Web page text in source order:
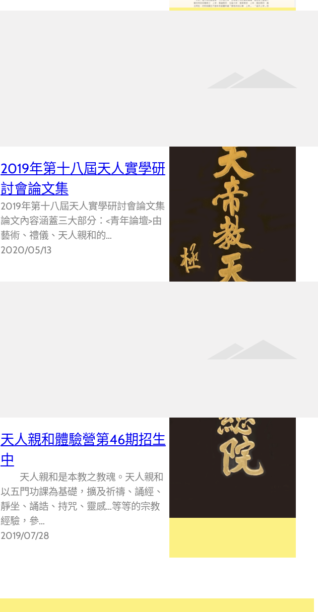
2019年第十八屆天人實學研
討會論文集
2019年第十八屆天人實學研討會論文集
論文內容涵蓋三大部分：<青年論壇>由
藝術、禮儀、天人親和的…
2020/05/13
天人親和體驗營第46期招生
中
天人親和是本教之教魂。天人親和
以五門功課為基礎，擴及祈禱、誦經、
靜坐、誦誥、持咒、靈感…等等的宗教
經驗，參…
2019/07/28